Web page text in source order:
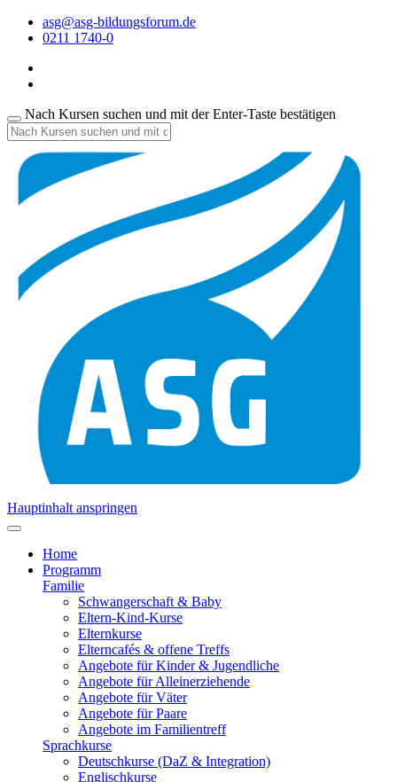
asg@asg-bildungsforum.de
0211 1740-0
Nach Kursen suchen und mit der Enter-Taste bestätigen
Hauptinhalt anspringen
Home
Programm
Familie
Schwangerschaft & Baby
Eltern-Kind-Kurse
Elternkurse
Elterncafés & offene Treffs
Angebote für Kinder & Jugendliche
Angebote für Alleinerziehende
Angebote für Väter
Angebote für Paare
Angebote im Familientreff
Sprachkurse
Deutschkurse (DaZ & Integration)
Englischkurse